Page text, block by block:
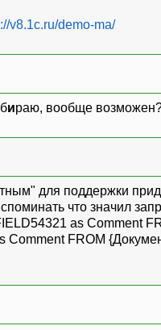
v8.1c.ru/demo-ma/
ираю, вообще
для поддержки
что значил
as Comment
Comment FROM